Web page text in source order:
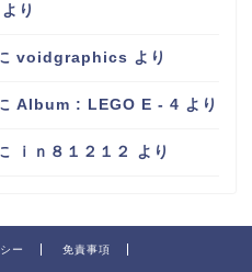
より
voidgraphics より
Album : LEGO E - 4 より
ｉｎ８１２１２ より
ー 免責事項